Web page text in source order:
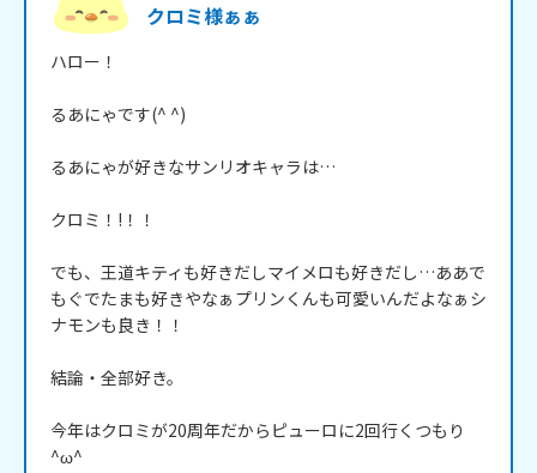
クロミ様ぁぁ
ハロー！
るあにゃです(^ ^)
るあにゃが好きなサンリオキャラは…
クロミ！!！！
でも、王道キティも好きだしマイメロも好きだし…ああで
もぐでたまも好きやなぁプリンくんも可愛いんだよなぁシ
ナモンも良き！！
結論・全部好き。
今年はクロミが20周年だからピューロに2回行くつもり
^ω^